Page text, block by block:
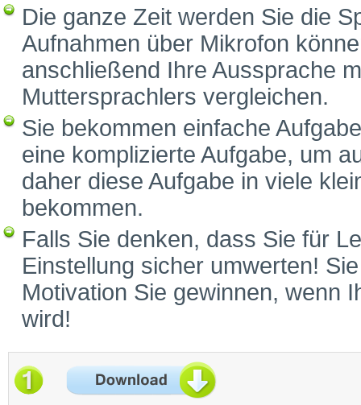
Die ganze Zeit werden Sie die
Aufnahmen über Mikrofon
anschließend Ihre Aussprache
Muttersprachlers vergleichen.
Sie bekommen einfache
eine komplizierte Aufgabe, um
daher diese Aufgabe in viele
bekommen.
Falls Sie denken, dass Sie für
Einstellung sicher umwerten!
Motivation Sie gewinnen, wenn
wird!